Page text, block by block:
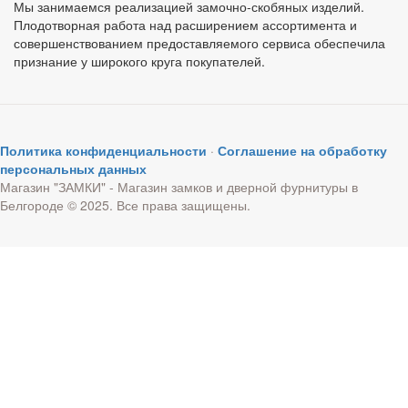
Мы занимаемся реализацией замочно-скобяных изделий.
Плодотворная работа над расширением ассортимента и
совершенствованием предоставляемого сервиса обеспечила
признание у широкого круга покупателей.
Политика конфиденциальности · Соглашение на обработку
персональных данных
Магазин "ЗАМКИ" - Магазин замков и дверной фурнитуры в
Белгороде © 2025. Все права защищены.